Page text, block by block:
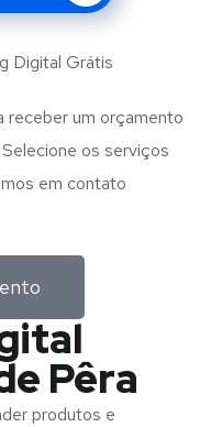
Digital Grátis
receber um orçamento
os serviços
em contato
Pêra
produtos e